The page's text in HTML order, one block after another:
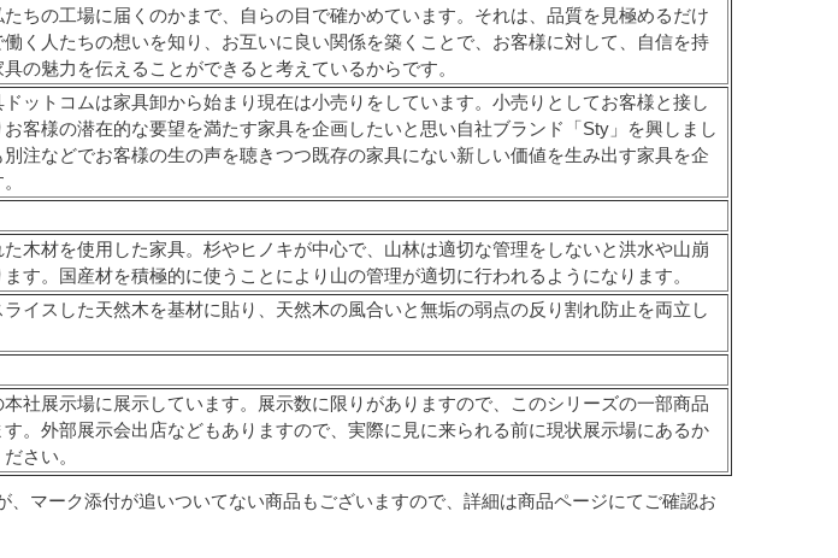
ちの工場に届くのかまで、自らの目で確かめています。それは、品質を見極めるだけ
く人たちの想いを知り、お互いに良い関係を築くことで、お客様に対して、自信を持
の魅力を伝えることができると考えているからです。
ットコムは家具卸から始まり現在は小売りをしています。小売りとしてお客様と接し
客様の潜在的な要望を満たす家具を企画したいと思い自社ブランド「Sty」を興しまし
注などでお客様の生の声を聴きつつ既存の家具にない新しい価値を生み出す家具を企
木材を使用した家具。杉やヒノキが中心で、山林は適切な管理をしないと洪水や山崩
す。国産材を積極的に使うことにより山の管理が適切に行われるようになります。
イスした天然木を基材に貼り、天然木の風合いと無垢の弱点の反り割れ防止を両立し
社展示場に展示しています。展示数に限りがありますので、このシリーズの一部商品
す。外部展示会出店などもありますので、実際に見に来られる前に現状展示場にあるか
さい。
マーク添付が追いついてない商品もございますので、詳細は商品ページにてご確認お